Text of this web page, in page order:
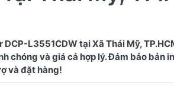
L3551CDW tại Xã Thái Mỹ,
chóng và giá cả hợp lý. Đảm bảo bản